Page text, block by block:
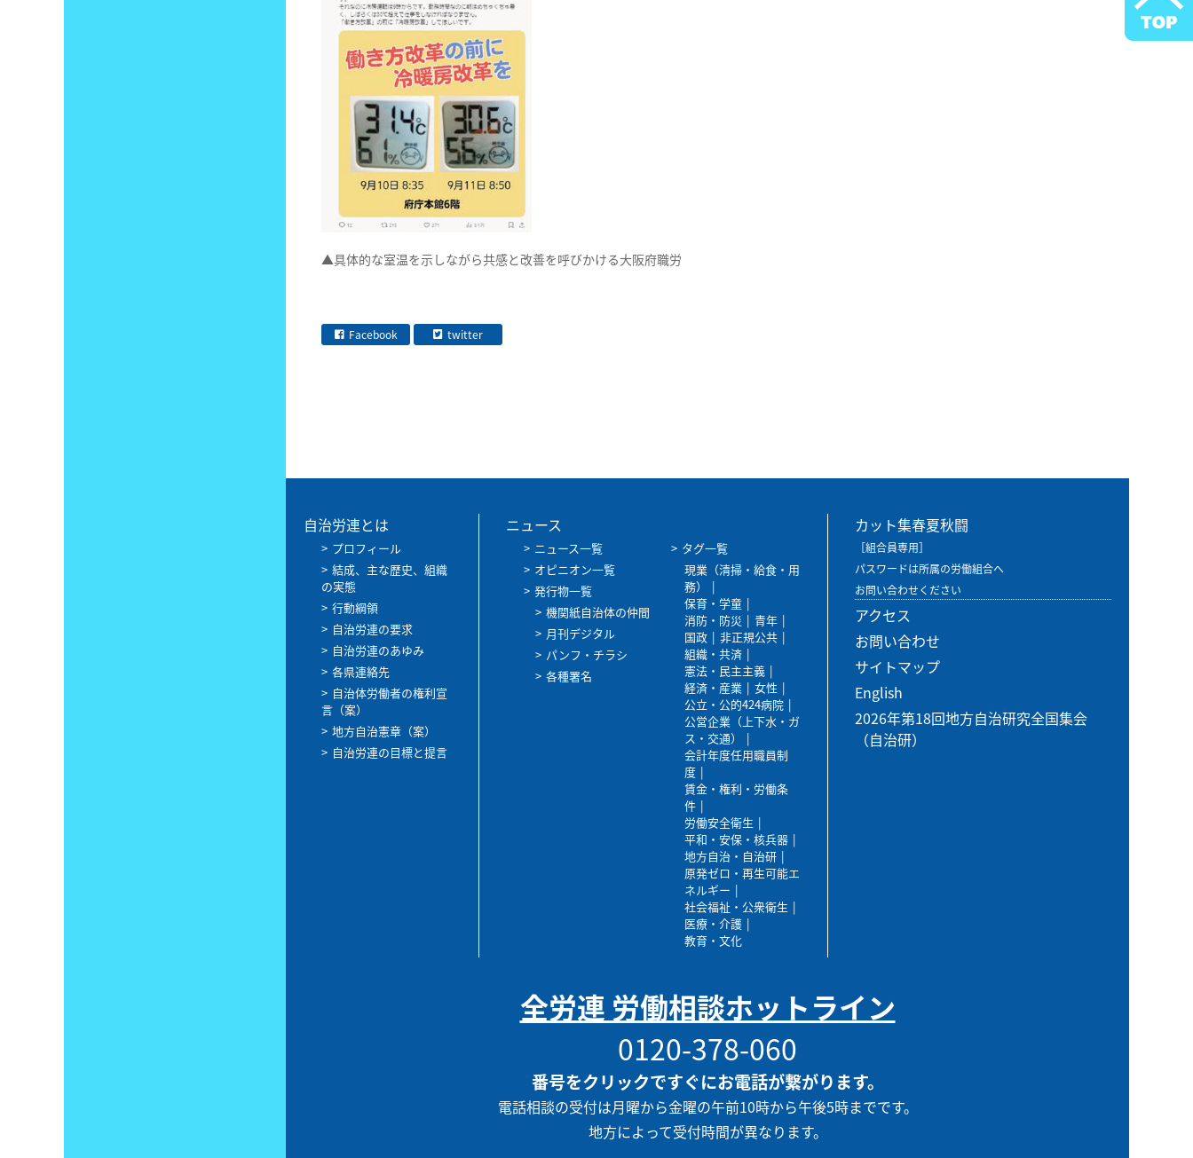
▲具体的な室温を示しながら共感と改善を呼びかける大阪府職労
Facebook twitter
自治労連とは
プロフィール
結成、主な歴史、組織
の実態
行動綱領
自治労連の要求
自治労連のあゆみ
各県連絡先
自治体労働者の権利宣
言（案）
地方自治憲章（案）
自治労連の目標と提言
ニュース
ニュース一覧
オピニオン一覧
発行物一覧
機関紙自治体の仲間
月刊デジタル
パンフ・チラシ
各種署名
タグ一覧
現業（清掃・給食・用
務）
保育・学童
消防・防災
青年
国政
非正規公共
組織・共済
憲法・民主主義
経済・産業
女性
公立・公的424病院
公営企業（上下水・ガ
ス・交通）
会計年度任用職員制
度
賃金・権利・労働条
件
労働安全衛生
平和・安保・核兵器
地方自治・自治研
原発ゼロ・再生可能エ
ネルギー
社会福祉・公衆衛生
医療・介護
教育・文化
カット集春夏秋闘
［組合員専用］
パスワードは所属の労働組合へ
お問い合わせください
アクセス
お問い合わせ
サイトマップ
English
2026年第18回地方自治研究全国集会
（自治研）
全労連 労働相談ホットライン
0120-378-060
番号をクリックですぐにお電話が繋がります。
電話相談の受付は月曜から金曜の午前10時から午後5時までです。
地方によって受付時間が異なります。